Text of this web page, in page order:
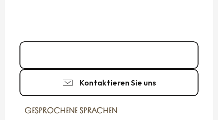
Kontaktieren Sie uns
GESPROCHENE SPRACHEN
GESPROCHENE SPRACHEN